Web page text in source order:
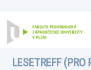
LESETREFF